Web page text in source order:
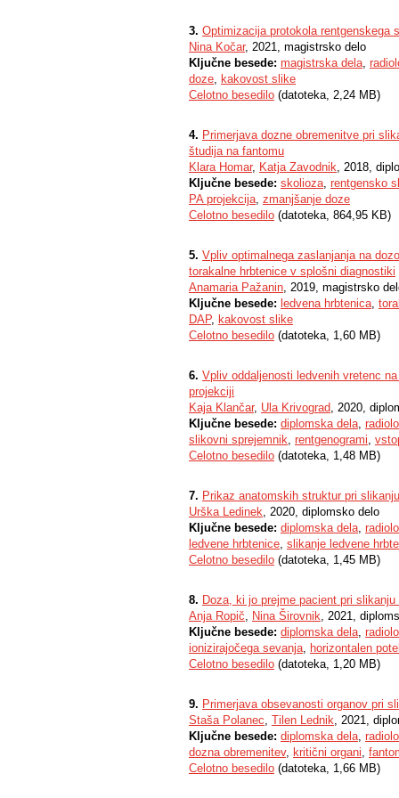
3. Optimizacija protokola rentgenskega
Nina Kočar, 2021, magistrsko delo
Ključne besede: magistrska dela,
doze, kakovost slike
Celotno besedilo (datoteka, 2,24 MB)
4. Primerjava dozne obremenitve pri
študija na fantomu
Klara Homar, Katja Zavodnik, 2018,
Ključne besede: skolioza, rentgensko
PA projekcija, zmanjšanje doze
Celotno besedilo (datoteka, 864,95 KB)
5. Vpliv optimalnega zaslanjanja na
torakalne hrbtenice v splošni diagnostiki
Anamaria Pažanin, 2019, magistrsko
Ključne besede: ledvena hrbtenica,
DAP, kakovost slike
Celotno besedilo (datoteka, 1,60 MB)
6. Vpliv oddaljenosti ledvenih vretenc
projekciji
Kaja Klančar, Ula Krivograd, 2020,
Ključne besede: diplomska dela,
slikovni sprejemnik, rentgenogrami,
Celotno besedilo (datoteka, 1,48 MB)
7. Prikaz anatomskih struktur pri
Urška Ledinek, 2020, diplomsko delo
Ključne besede: diplomska dela,
ledvene hrbtenice, slikanje ledvene
Celotno besedilo (datoteka, 1,45 MB)
8. Doza, ki jo prejme pacient pri
Anja Ropič, Nina Širovnik, 2021,
Ključne besede: diplomska dela,
ionizirajočega sevanja, horizontalen
Celotno besedilo (datoteka, 1,20 MB)
9. Primerjava obsevanosti organov pri
Staša Polanec, Tilen Lednik, 2021,
Ključne besede: diplomska dela,
dozna obremenitev, kritični organi,
Celotno besedilo (datoteka, 1,66 MB)